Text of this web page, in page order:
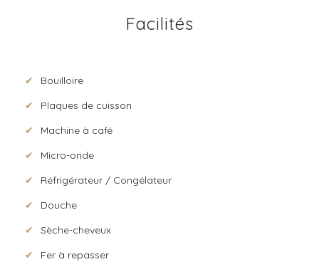
Facilités
Bouilloire
Plaques de cuisson
Machine à café
Micro-onde
Réfrigérateur / Congélateur
Douche
Sèche-cheveux
Fer à repasser